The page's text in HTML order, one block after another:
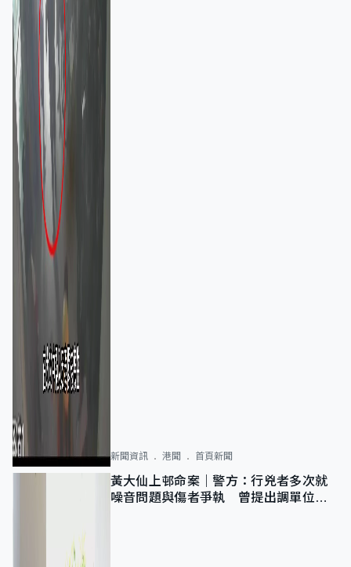
新聞資訊 港聞 首頁新聞
黃大仙上邨命案｜警方：行兇者多次就
噪音問題與傷者爭執 曾提出調單位已